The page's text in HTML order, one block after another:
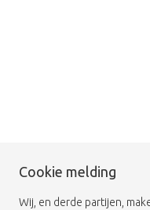
Cookie melding
Wij, en derde partijen,